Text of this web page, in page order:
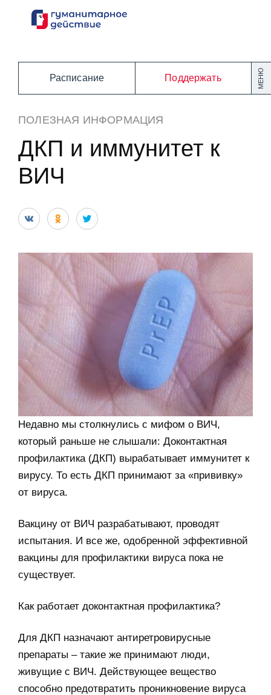
Перейти
МЕНЮ
Расписание Поддержать
ПОЛЕЗНАЯ ИНФОРМАЦИЯ
ДКП и иммунитет к
ВИЧ
Недавно мы столкнулись с мифом о ВИЧ,
который раньше не слышали: Доконтактная
профилактика (ДКП) вырабатывает иммунитет к
вирусу. То есть ДКП принимают за «прививку»
от вируса.
Вакцину от ВИЧ разрабатывают, проводят
испытания. И все же, одобренной эффективной
вакцины для профилактики вируса пока не
существует.
Как работает доконтактная профилактика?
Для ДКП назначают антиретровирусные
препараты – такие же принимают люди,
живущие с ВИЧ. Действующее вещество
способно предотвратить проникновение вируса